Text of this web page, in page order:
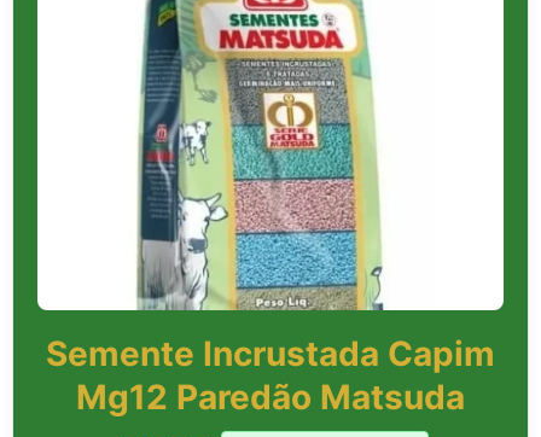
Semente Incrustada Capim
Mg12 Paredão Matsuda